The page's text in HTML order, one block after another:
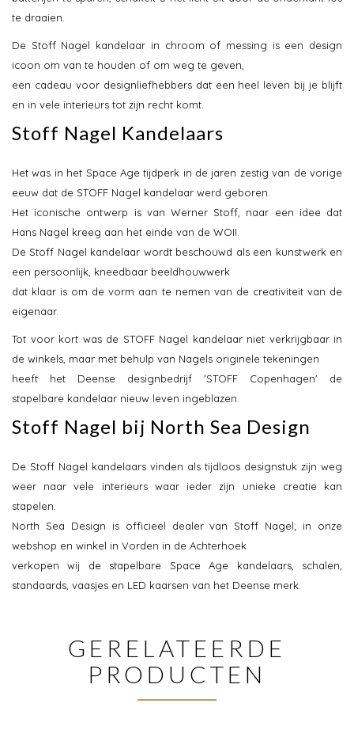
te draaien.
De Stoff Nagel kandelaar in chroom of messing is een design
icoon om van te houden of om weg te geven,
een cadeau voor designliefhebbers dat een heel leven bij je blijft
en in vele interieurs tot zijn recht komt.
Stoff Nagel Kandelaars
Het was in het Space Age tijdperk in de jaren zestig van de vorige
eeuw dat de STOFF Nagel kandelaar werd geboren.
Het iconische ontwerp is van Werner Stoff, naar een idee dat
Hans Nagel kreeg aan het einde van de WOII.
De Stoff Nagel kandelaar wordt beschouwd als een kunstwerk en
een persoonlijk, kneedbaar beeldhouwwerk
dat klaar is om de vorm aan te nemen van de creativiteit van de
eigenaar.
Tot voor kort was de STOFF Nagel kandelaar niet verkrijgbaar in
de winkels, maar met behulp van Nagels originele tekeningen
heeft het Deense designbedrijf 'STOFF Copenhagen' de
stapelbare kandelaar nieuw leven ingeblazen.
Stoff Nagel bij North Sea Design
De Stoff Nagel kandelaars vinden als tijdloos designstuk zijn weg
weer naar vele interieurs waar ieder zijn unieke creatie kan
stapelen.
North Sea Design is officieel dealer van Stoff Nagel; in onze
webshop en winkel in Vorden in de Achterhoek
verkopen wij de stapelbare Space Age kandelaars, schalen,
standaards, vaasjes en LED kaarsen van het Deense merk.
GERELATEERDE
PRODUCTEN